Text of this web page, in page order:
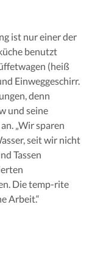
ist nur einer der
benutzt
(heiß
Einweggeschirr.
denn
und seine
„Wir sparen
seit wir nicht
Tassen
Die temp-rite
Arbeit.“